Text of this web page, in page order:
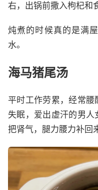
右，出锅前撒入枸杞和
炖煮的时候真的是满
水。
海马猪尾汤
平时工作劳累，经常
失眠，爱出虚汗的男人
把肾气，腿力腰力补回